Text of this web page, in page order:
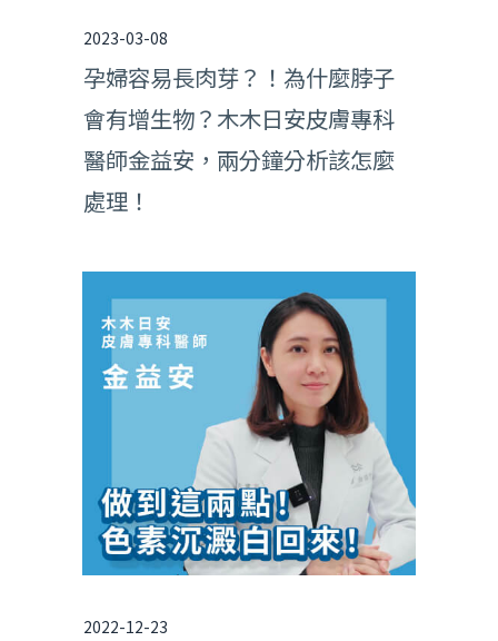
2023-03-08
孕婦容易長肉芽？！為什麼脖子
會有增生物？木木日安皮膚專科
醫師金益安，兩分鐘分析該怎麼
處理！
2022-12-23